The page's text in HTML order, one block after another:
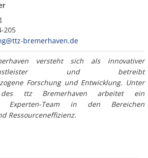
205
bremerhaven.de
versteht sich als innovativer
und betreibt
Forschung und Entwicklung. Unter
ttz Bremerhaven arbeitet ein
Experten-Team in den Bereichen
Ressourceneffizienz.